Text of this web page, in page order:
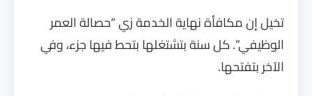
تخيل إن مكافأة نهاية الخدمة زي “حصالة العمر
الوظيفي”. كل سنة بتشتغلها بتحط فيها جزء، وفي
الآخر بتفتحها.